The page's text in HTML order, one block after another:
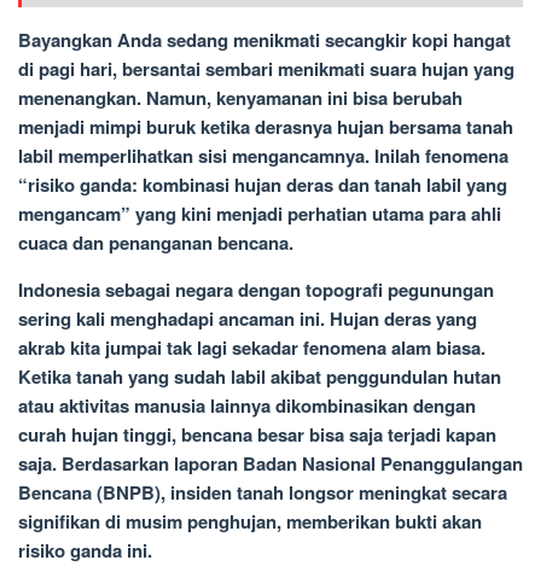
Bayangkan Anda sedang menikmati secangkir kopi hangat
di pagi hari, bersantai sembari menikmati suara hujan yang
menenangkan. Namun, kenyamanan ini bisa berubah
menjadi mimpi buruk ketika derasnya hujan bersama tanah
labil memperlihatkan sisi mengancamnya. Inilah fenomena
“risiko ganda: kombinasi hujan deras dan tanah labil yang
mengancam” yang kini menjadi perhatian utama para ahli
cuaca dan penanganan bencana.
Indonesia sebagai negara dengan topografi pegunungan
sering kali menghadapi ancaman ini. Hujan deras yang
akrab kita jumpai tak lagi sekadar fenomena alam biasa.
Ketika tanah yang sudah labil akibat penggundulan hutan
atau aktivitas manusia lainnya dikombinasikan dengan
curah hujan tinggi, bencana besar bisa saja terjadi kapan
saja. Berdasarkan laporan Badan Nasional Penanggulangan
Bencana (BNPB), insiden tanah longsor meningkat secara
signifikan di musim penghujan, memberikan bukti akan
risiko ganda ini.